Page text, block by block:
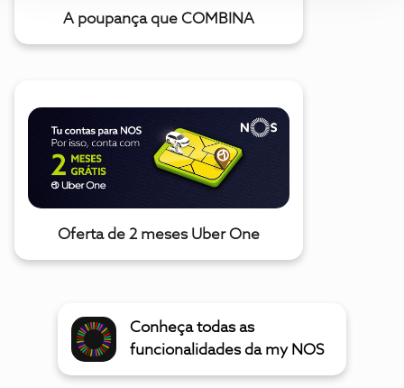
A poupança que COMBINA
Oferta de 2 meses Uber One
Conheça todas as
funcionalidades da my NOS